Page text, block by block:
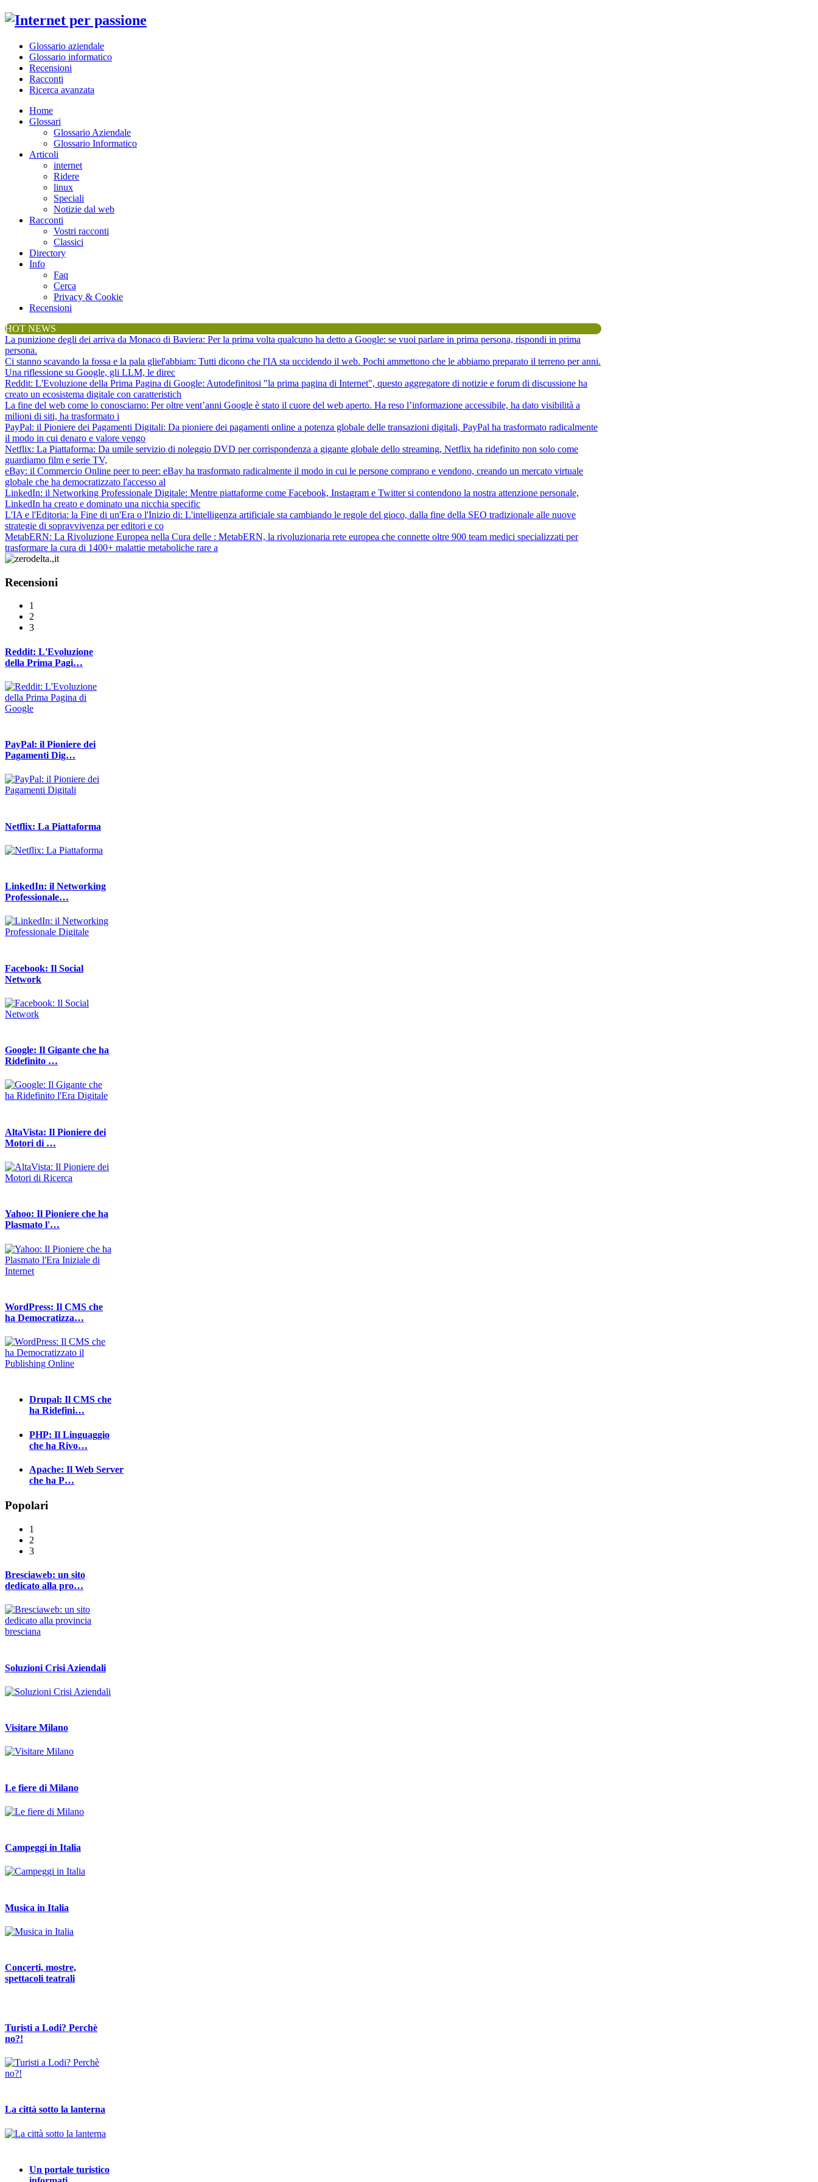
Glossario aziendale
Glossario informatico
Recensioni
Racconti
Ricerca avanzata
Home
Glossari
Glossario Aziendale
Glossario Informatico
Articoli
internet
Ridere
linux
Speciali
Notizie dal web
Racconti
Vostri racconti
Classici
Directory
Info
Faq
Cerca
Privacy & Cookie
Recensioni
HOT NEWS
La punizione degli dei arriva da Monaco di Baviera: Per la prima volta qualcuno ha detto a Google: se vuoi parlare in prima persona, rispondi in prima
persona.
Ci stanno scavando la fossa e la pala gliel'abbiam: Tutti dicono che l'IA sta uccidendo il web. Pochi ammettono che le abbiamo preparato il terreno per anni.
Una riflessione su Google, gli LLM, le direc
Reddit: L'Evoluzione della Prima Pagina di Google: Autodefinitosi "la prima pagina di Internet", questo aggregatore di notizie e forum di discussione ha
creato un ecosistema digitale con caratteristich
La fine del web come lo conosciamo: Per oltre vent’anni Google è stato il cuore del web aperto. Ha reso l’informazione accessibile, ha dato visibilità a
milioni di siti, ha trasformato i
PayPal: il Pioniere dei Pagamenti Digitali: Da pioniere dei pagamenti online a potenza globale delle transazioni digitali, PayPal ha trasformato radicalmente
il modo in cui denaro e valore vengo
Netflix: La Piattaforma: Da umile servizio di noleggio DVD per corrispondenza a gigante globale dello streaming, Netflix ha ridefinito non solo come
guardiamo film e serie TV,
eBay: il Commercio Online peer to peer: eBay ha trasformato radicalmente il modo in cui le persone comprano e vendono, creando un mercato virtuale
globale che ha democratizzato l'accesso al
LinkedIn: il Networking Professionale Digitale: Mentre piattaforme come Facebook, Instagram e Twitter si contendono la nostra attenzione personale,
LinkedIn ha creato e dominato una nicchia specific
L'IA e l'Editoria: la Fine di un'Era o l'Inizio di: L'intelligenza artificiale sta cambiando le regole del gioco, dalla fine della SEO tradizionale alle nuove
strategie di sopravvivenza per editori e co
MetabERN: La Rivoluzione Europea nella Cura delle : MetabERN, la rivoluzionaria rete europea che connette oltre 900 team medici specializzati per
trasformare la cura di 1400+ malattie metaboliche rare a
Recensioni
1
2
3
Reddit: L'Evoluzione
della Prima Pagi…
PayPal: il Pioniere dei
Pagamenti Dig…
Netflix: La Piattaforma
LinkedIn: il Networking
Professionale…
Facebook: Il Social
Network
Google: Il Gigante che ha
Ridefinito …
AltaVista: Il Pioniere dei
Motori di …
Yahoo: Il Pioniere che ha
Plasmato l'…
WordPress: Il CMS che
ha Democratizza…
Drupal: Il CMS che
ha Ridefini…
PHP: Il Linguaggio
che ha Rivo…
Apache: Il Web Server
che ha P…
Popolari
1
2
3
Bresciaweb: un sito
dedicato alla pro…
Soluzioni Crisi Aziendali
Visitare Milano
Le fiere di Milano
Campeggi in Italia
Musica in Italia
Concerti, mostre,
spettacoli teatrali
Turisti a Lodi? Perchè
no?!
La città sotto la lanterna
Un portale turistico